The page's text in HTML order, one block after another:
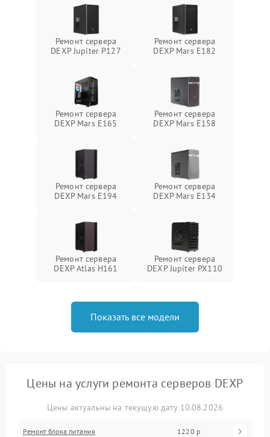
Ремонт сервера
DEXP Jupiter P127
Ремонт сервера
DEXP Mars E182
Ремонт сервера
DEXP Mars E165
Ремонт сервера
DEXP Mars E158
Ремонт сервера
DEXP Mars E194
Ремонт сервера
DEXP Mars E134
Ремонт сервера
DEXP Atlas H161
Ремонт сервера
DEXP Jupiter PX110
Показать все модели
Цены на услуги ремонта серверов DEXP
Цены актуальны на текущую дату 10.08.2026
Ремонт блока питания 1220 р